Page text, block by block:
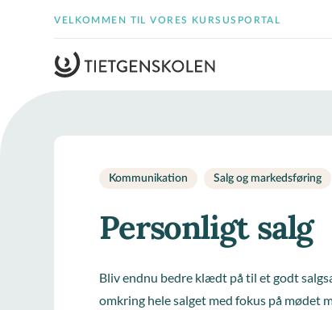
VELKOMMEN TIL VORES KURSUSPORTAL
Kommunikation Salg og markedsføring
Personligt salg
Bliv endnu bedre klædt på til et godt
omkring hele salget med fokus på mødet